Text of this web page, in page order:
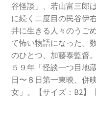
谷怪談」、若山富三郎
に続く二度目の民谷伊
井に生きる人々のうご
て怖い物語になった。
のひとつ、加藤泰監督
５９年「怪談一つ目地
日〜８日第一東映、併
女」。【サイズ：B2】